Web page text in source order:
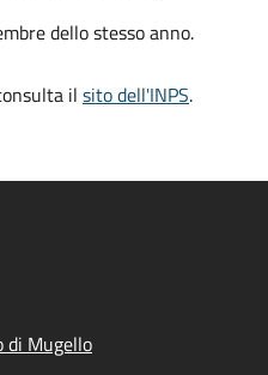
dello stesso anno.
il sito dell'INPS.
di Mugello